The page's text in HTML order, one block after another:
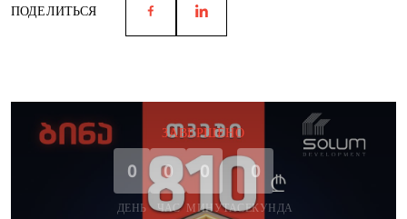
ПОДЕЛИТЬСЯ
ЗАВЕРШЕНО
0
ДЕНЬ
0
ЧАС
0
МИНУТА
0
СЕКУНДА